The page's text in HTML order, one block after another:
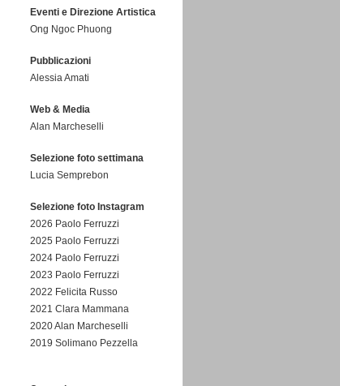
Eventi e Direzione Artistica
Ong Ngoc Phuong
Pubblicazioni
Alessia Amati
Web & Media
Alan Marcheselli
Selezione foto settimana
Lucia Semprebon
Selezione foto Instagram
2026 Paolo Ferruzzi
2025 Paolo Ferruzzi
2024 Paolo Ferruzzi
2023 Paolo Ferruzzi
2022 Felicita Russo
2021 Clara Mammana
2020 Alan Marcheselli
2019 Solimano Pezzella